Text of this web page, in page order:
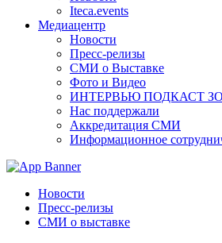
Iteca.events
Медиацентр
Новости
Пресс-релизы
СМИ о Выставке
Фото и Видео
ИНТЕРВЬЮ ПОДКАСТ
Нас поддержали
Аккредитация СМИ
Информационное
Новости
Пресс-релизы
СМИ о выставке